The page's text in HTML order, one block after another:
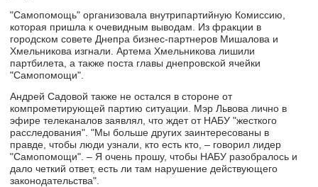
"Самопомощь" организовала внутрипартийную Комиссию,
которая пришла к очевидным выводам. Из фракции в
городском совете Днепра бизнес-партнеров Мишалова и
Хмельникова изгнали. Артема Хмельникова лишили
партбилета, а также поста главы днепровской ячейки
"Самопомощи".
Андрей Садовой также не остался в стороне от
компрометирующей партию ситуации. Мэр Львова лично в
эфире телеканалов заявлял, что ждет от НАБУ "жесткого
расследования". "Мы больше других заинтересованы в
правде, чтобы люди узнали, кто есть кто, – говорил лидер
"Самопомощи". – Я очень прошу, чтобы НАБУ разобралось и
дало четкий ответ, есть ли там нарушение действующего
законодательства".